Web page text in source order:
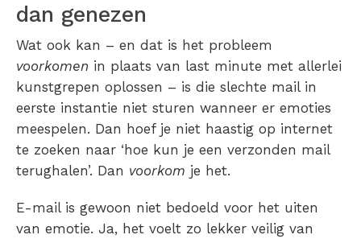
dan genezen
Wat ook kan – en dat is het probleem
voorkomen in plaats van last minute met allerlei
kunstgrepen oplossen – is die slechte mail in
eerste instantie niet sturen wanneer er emoties
meespelen. Dan hoef je niet haastig op internet
te zoeken naar ‘hoe kun je een verzonden mail
terughalen’. Dan voorkom je het.
E-mail is gewoon niet bedoeld voor het uiten
van emotie. Ja, het voelt zo lekker veilig van